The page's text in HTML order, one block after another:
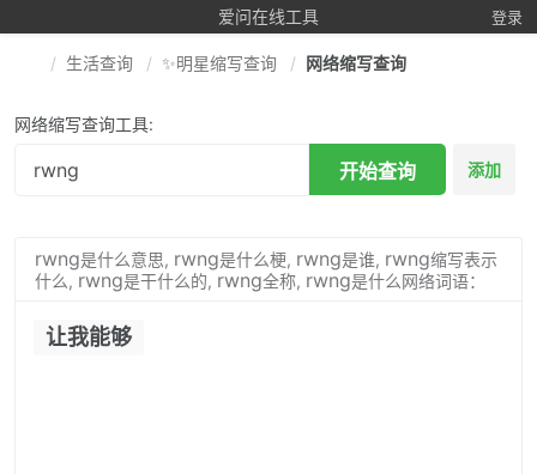
爱问在线工具 登录
生活查询 ✨明星缩写查询 网络缩写查询
网络缩写查询工具:
开始查询 添加
rwng是什么意思, rwng是什么梗, rwng是谁, rwng缩写表示
什么, rwng是干什么的, rwng全称, rwng是什么网络词语：
让我能够